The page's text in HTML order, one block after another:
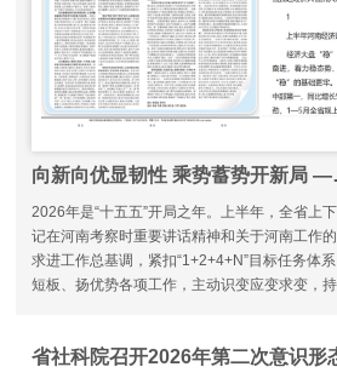
向新向优
2026年是“十五五”开局之年。上半年，全省上
记在河南考察时重要讲话精神和关于河南工作
求进工作总基调，紧扣“1+2+4+N”目标任务体
短板、扬优势各项工作，主动识变应变求变，